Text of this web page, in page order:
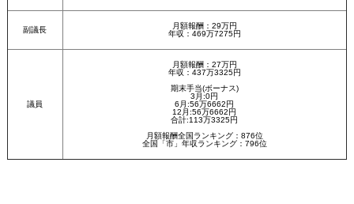
副議長
月額報酬：29万円
年収：469万7275円
議員
月額報酬：27万円
年収：437万3325円
期末手当(ボーナス)
3月:0円
6月:56万6662円
12月:56万6662円
合計:113万3325円
月額報酬全国ランキング：876位
全国「市」年収ランキング：796位